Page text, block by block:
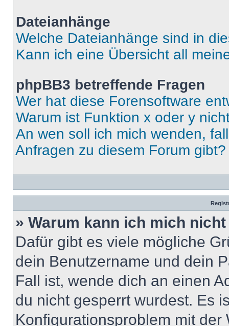
Dateianhänge
Welche Dateianhänge sind in
Kann ich eine Übersicht all
phpBB3 betreffende Fragen
Wer hat diese Forensoftware
Warum ist Funktion x oder y
An wen soll ich mich wenden,
Anfragen zu diesem Forum gibt?
» Warum kann ich mich
Dafür gibt es viele mögliche
dein Benutzername und dein
Fall ist, wende dich an einen
du nicht gesperrt wurdest. Es
Konfigurationsproblem mit